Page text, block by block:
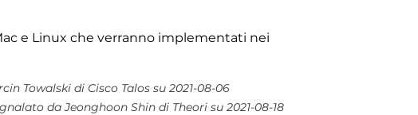
e Linux che verranno implementati nei
Towalski di Cisco Talos su 2021-08-06
da Jeonghoon Shin di Theori su 2021-08-18